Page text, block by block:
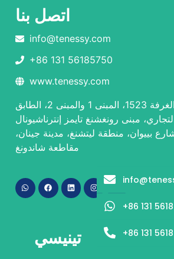
اتصل بنا
info@tenessy.com
+86 131 56185750
www.tenessy.com
الغرفة 1523، الغرفة 1523، المبنى 1 والمبنى 2، الطابق
مبنى رونغشنغ تايمز إنترناشيونال
رقم 9 شارع بييوان، منطقة ليتشنغ، مدينة جينان،
مقاطعة شاندونغ
تينيسي
+86 131
+86 131